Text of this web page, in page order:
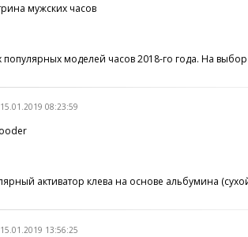
мужских часов
моделей часов 2018-го года. На
15.01.2019 08:23:59
активатор клева на основе альбумина
15.01.2019 13:56:25